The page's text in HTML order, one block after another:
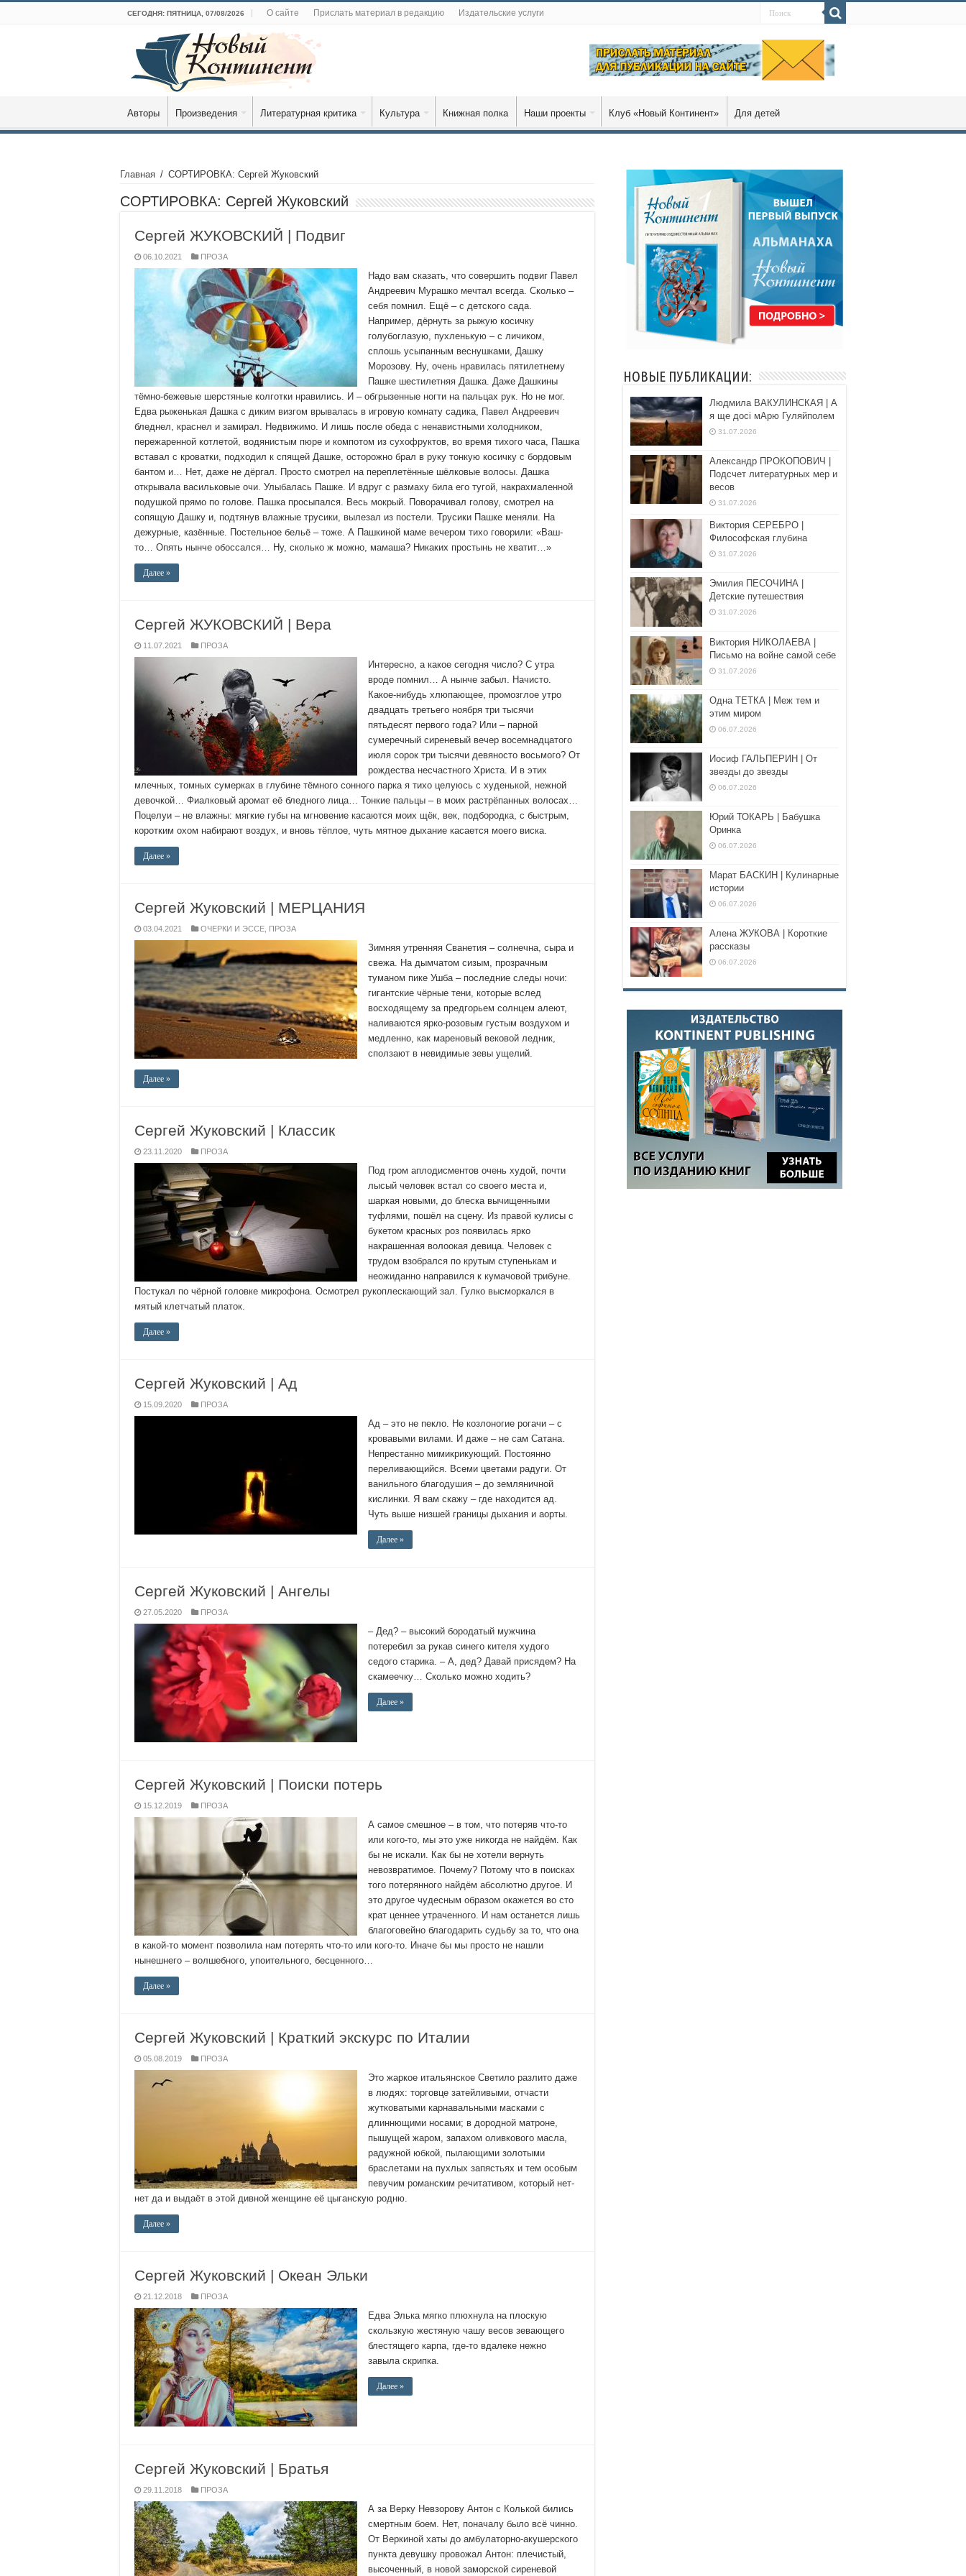
СЕГОДНЯ: ПЯТНИЦА, 07/08/2026 О сайте Прислать материал в редакцию Издательские услуги
Авторы Произведения Литературная критика Культура Книжная полка Наши проекты Клуб «Новый Континент» Для детей
Главная / СОРТИРОВКА: Сергей Жуковский
СОРТИРОВКА: Сергей Жуковский
Сергей ЖУКОВСКИЙ | Подвиг
06.10.2021 ПРОЗА
Надо вам сказать, что совершить подвиг Павел
Андреевич Мурашко мечтал всегда. Сколько –
себя помнил. Ещё – с детского сада.
Например, дёрнуть за рыжую косичку
голубоглазую, пухленькую – с личиком,
сплошь усыпанным веснушками, Дашку
Морозову. Ну, очень нравилась пятилетнему
Пашке шестилетняя Дашка. Даже Дашкины
тёмно-бежевые шерстяные колготки нравились. И – обгрызенные ногти на пальцах рук. Но не мог.
Едва рыженькая Дашка с диким визгом врывалась в игровую комнату садика, Павел Андреевич
бледнел, краснел и замирал. Недвижимо. И лишь после обеда с ненавистными холодником,
пережаренной котлетой, водянистым пюре и компотом из сухофруктов, во время тихого часа, Пашка
вставал с кроватки, подходил к спящей Дашке, осторожно брал в руку тонкую косичку с бордовым
бантом и… Нет, даже не дёргал. Просто смотрел на переплетённые шёлковые волосы. Дашка
открывала васильковые очи. Улыбалась Пашке. И вдруг с размаху била его тугой, накрахмаленной
подушкой прямо по голове. Пашка просыпался. Весь мокрый. Поворачивал голову, смотрел на
сопящую Дашку и, подтянув влажные трусики, вылезал из постели. Трусики Пашке меняли. На
дежурные, казённые. Постельное бельё – тоже. А Пашкиной маме вечером тихо говорили: «Ваш-
то… Опять нынче обоссался… Ну, сколько ж можно, мамаша? Никаких простынь не хватит…»
Далее »
Сергей ЖУКОВСКИЙ | Вера
11.07.2021 ПРОЗА
Интересно, а какое сегодня число? С утра
вроде помнил… А нынче забыл. Начисто.
Какое-нибудь хлюпающее, промозглое утро
двадцать третьего ноября три тысячи
пятьдесят первого года? Или – парной
сумеречный сиреневый вечер восемнадцатого
июля сорок три тысячи девяносто восьмого? От
рождества несчастного Христа. И в этих
млечных, томных сумерках в глубине тёмного сонного парка я тихо целуюсь с худенькой, нежной
девочкой… Фиалковый аромат её бледного лица… Тонкие пальцы – в моих растрёпанных волосах…
Поцелуи – не влажны: мягкие губы на мгновение касаются моих щёк, век, подбородка, с быстрым,
коротким охом набирают воздух, и вновь тёплое, чуть мятное дыхание касается моего виска.
Далее »
Сергей Жуковский | МЕРЦАНИЯ
03.04.2021 ОЧЕРКИ И ЭССЕ ПРОЗА
Зимняя утренняя Сванетия – солнечна, сыра и
свежа. На дымчатом сизым, прозрачным
туманом пике Ушба – последние следы ночи:
гигантские чёрные тени, которые вслед
восходящему за предгорьем солнцем алеют,
наливаются ярко-розовым густым воздухом и
медленно, как мареновый вековой ледник,
сползают в невидимые зевы ущелий.
Далее »
Сергей Жуковский | Классик
23.11.2020 ПРОЗА
Под гром аплодисментов очень худой, почти
лысый человек встал со своего места и,
шаркая новыми, до блеска вычищенными
туфлями, пошёл на сцену. Из правой кулисы с
букетом красных роз появилась ярко
накрашенная волоокая девица. Человек с
трудом взобрался по крутым ступенькам и
неожиданно направился к кумачовой трибуне.
Постукал по чёрной головке микрофона. Осмотрел рукоплескающий зал. Гулко высморкался в
мятый клетчатый платок.
Далее »
Сергей Жуковский | Ад
15.09.2020 ПРОЗА
Ад – это не пекло. Не козлоногие рогачи – с
кровавыми вилами. И даже – не сам Сатана.
Непрестанно мимикрикующий. Постоянно
переливающийся. Всеми цветами радуги. От
ванильного благодушия – до земляничной
кислинки. Я вам скажу – где находится ад.
Чуть выше низшей границы дыхания и аорты.
Далее »
Сергей Жуковский | Ангелы
27.05.2020 ПРОЗА
– Дед? – высокий бородатый мужчина
потеребил за рукав синего кителя худого
седого старика. – А, дед? Давай присядем? На
скамеечку… Сколько можно ходить?
Далее »
Сергей Жуковский | Поиски потерь
15.12.2019 ПРОЗА
А самое смешное – в том, что потеряв что-то
или кого-то, мы это уже никогда не найдём. Как
бы не искали. Как бы не хотели вернуть
невозвратимое. Почему? Потому что в поисках
того потерянного найдём абсолютно другое. И
это другое чудесным образом окажется во сто
крат ценнее утраченного. И нам останется лишь
благоговейно благодарить судьбу за то, что она
в какой-то момент позволила нам потерять что-то или кого-то. Иначе бы мы просто не нашли
нынешнего – волшебного, упоительного, бесценного…
Далее »
Сергей Жуковский | Краткий экскурс по Италии
05.08.2019 ПРОЗА
Это жаркое итальянское Светило разлито даже
в людях: торговце затейливыми, отчасти
жутковатыми карнавальными масками с
длиннющими носами; в дородной матроне,
пышущей жаром, запахом оливкового масла,
радужной юбкой, пылающими золотыми
браслетами на пухлых запястьях и тем особым
певучим романским речитативом, который нет-
нет да и выдаёт в этой дивной женщине её цыганскую родню.
Далее »
Сергей Жуковский | Океан Эльки
21.12.2018 ПРОЗА
Едва Элька мягко плюхнула на плоскую
скользкую жестяную чашу весов зевающего
блестящего карпа, где-то вдалеке нежно
завыла скрипка.
Далее »
Сергей Жуковский | Братья
29.11.2018 ПРОЗА
А за Верку Невзорову Антон с Колькой бились
смертным боем. Нет, поначалу было всё чинно.
От Веркиной хаты до амбулаторно-акушерского
пункта девушку провожал Антон: плечистый,
высоченный, в новой заморской сиреневой
НОВЫЕ ПУБЛИКАЦИИ:
Людмила ВАКУЛИНСКАЯ | А
я ще досі мАрю Гуляйполем
31.07.2026
Александр ПРОКОПОВИЧ |
Подсчет литературных мер и
весов
31.07.2026
Виктория СЕРЕБРО |
Философская глубина
31.07.2026
Эмилия ПЕСОЧИНА |
Детские путешествия
31.07.2026
Виктория НИКОЛАЕВА |
Письмо на войне самой себе
31.07.2026
Одна ТЕТКА | Меж тем и
этим миром
06.07.2026
Иосиф ГАЛЬПЕРИН | От
звезды до звезды
06.07.2026
Юрий ТОКАРЬ | Бабушка
Оринка
06.07.2026
Марат БАСКИН | Кулинарные
истории
06.07.2026
Алена ЖУКОВА | Короткие
рассказы
06.07.2026